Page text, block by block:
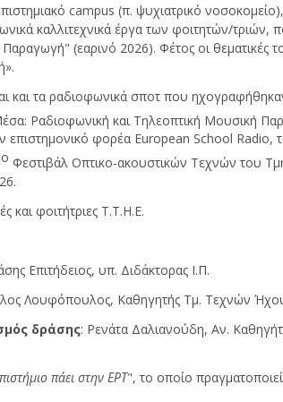
campus (π. ψυχιατρικό
καλλιτεχνικά έργα των φοιτητών/
(εαρινό 2026). Φέτος οι θεματικές
και τα ραδιοφωνικά σποτ που
Ραδιοφωνική και Τηλεοπτική Μουσική
φορέα European School Radio,
ο Φεστιβάλ Οπτικο-ακουστικών Τεχνών του
και φοιτήτριες Τ.Τ.Η.Ε.
Επιτήδειος, υπ. Διδάκτορας Ι.Π.
Λουφόπουλος, Καθηγητής Τμ. Τεχνών Ήχου
δράσης: Ρενάτα Δαλιανούδη, Αν.
πάει στην ΕΡΤ", το οποίο